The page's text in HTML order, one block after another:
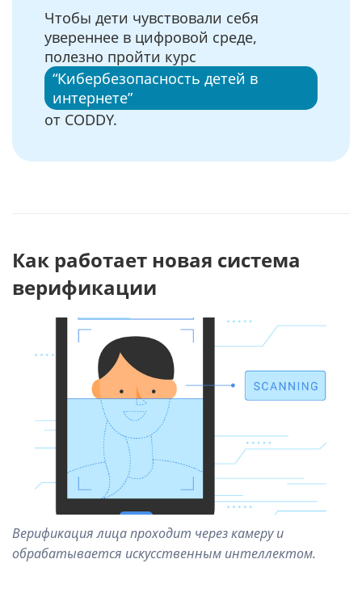
Чтобы дети чувствовали себя
увереннее в цифровой среде,
полезно пройти курс
“Кибербезопасность детей в
интернете”
от CODDY.
Как работает новая система
верификации
Верификация лица проходит через камеру и
обрабатывается искусственным интеллектом.